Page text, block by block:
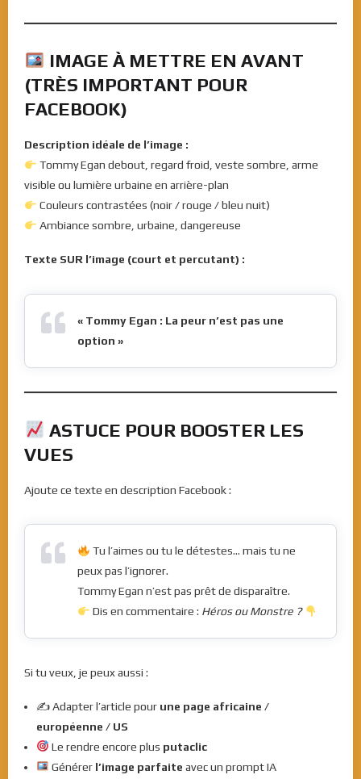
IMAGE À METTRE EN AVANT
(TRÈS IMPORTANT POUR
FACEBOOK)
Description idéale de l’image :
Tommy Egan debout, regard froid, veste sombre, arme
visible ou lumière urbaine en arrière-plan
Couleurs contrastées (noir / rouge / bleu nuit)
Ambiance sombre, urbaine, dangereuse
Texte SUR l’image (court et percutant) :
« Tommy Egan : La peur n’est pas une
option »
ASTUCE POUR BOOSTER LES
VUES
Ajoute ce texte en description Facebook :
Tu l’aimes ou tu le détestes… mais tu ne
peux pas l’ignorer.
Tommy Egan n’est pas prêt de disparaître.
Dis en commentaire : Héros ou Monstre ?
Si tu veux, je peux aussi :
✍️ Adapter l’article pour une page africaine /
européenne / US
Le rendre encore plus putaclic
Générer l’image parfaite avec un prompt IA